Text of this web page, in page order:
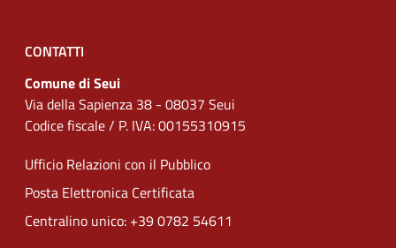
CONTATTI
Comune di Seui
Via della Sapienza 38 - 08037 Seui
Codice fiscale / P. IVA: 00155310915
Ufficio Relazioni con il Pubblico
Posta Elettronica Certificata
Centralino unico: +39 0782 54611